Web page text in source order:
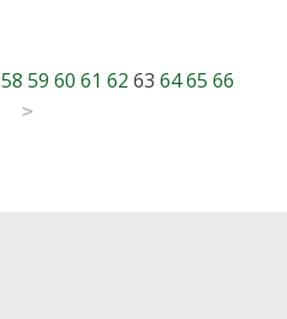
58 59 60 61 62 63 6465 66
>